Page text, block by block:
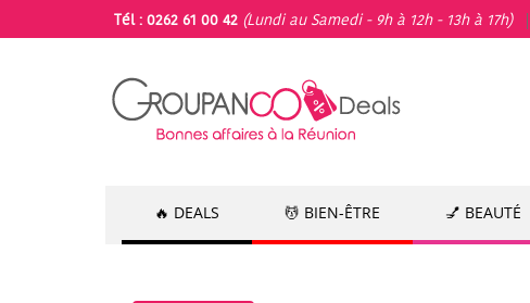
Tél : 0262 61 00 42 (Lundi au Samedi - 9h à 12h - 13h à 17h)
🔥 DEALS 💆 BIEN-ÊTRE 💅 BEAUTÉ